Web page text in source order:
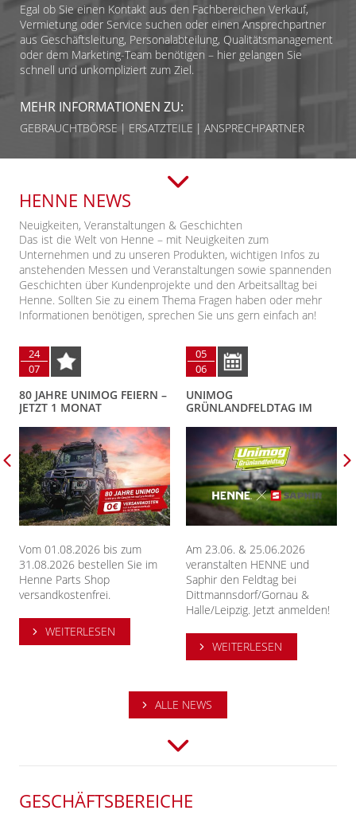
Egal ob Sie einen Kontakt aus den Fachbereichen Verkauf,
Vermietung oder Service suchen oder einen Ansprechpartner
aus Geschäftsleitung, Personalabteilung, Qualitätsmanagement
oder dem Marketing-Team benötigen – hier gelangen Sie
schnell und unkompliziert zum Ziel.
MEHR INFORMATIONEN ZU:
GEBRAUCHTBÖRSE ERSATZTEILE ANSPRECHPARTNER
HENNE NEWS
Neuigkeiten, Veranstaltungen & Geschichten
Das ist die Welt von Henne – mit Neuigkeiten zum
Unternehmen und zu unseren Produkten, wichtigen Infos zu
anstehenden Messen und Veranstaltungen sowie spannenden
Geschichten über Kundenprojekte und den Arbeitsalltag bei
Henne. Sollten Sie zu einem Thema Fragen haben oder mehr
Informationen benötigen, sprechen Sie uns gern einfach an!
24
07
80 JAHRE UNIMOG FEIERN –
JETZT 1 MONAT
UNIMOG ERSATZTEILE
BESTELLEN
Vom 01.08.2026 bis zum
31.08.2026 bestellen Sie im
Henne Parts Shop
versandkostenfrei.
WEITERLESEN
05
06
UNIMOG
GRÜNLANDFELDTAG IM
Am 23.06. & 25.06.2026
veranstalten HENNE und
Saphir den Feldtag bei
Dittmannsdorf/Gornau &
Halle/Leipzig. Jetzt anmelden!
WEITERLESEN
ALLE NEWS
GESCHÄFTSBEREICHE